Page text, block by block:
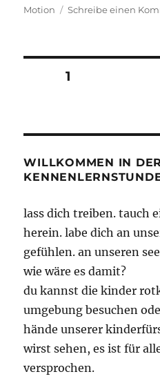
Motion
Schreibe einen
Beiträge
SEITE1
WILLKOMMEN IN
lass dich treiben. tauch
herein. labe dich an
gefühlen. an unseren
wie wäre es damit?
du kannst die kinder
umgebung besuchen
hände unserer
wirst sehen, es ist für
versprochen.